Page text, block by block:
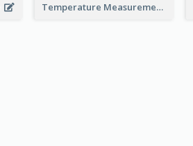
Temperature Measurement